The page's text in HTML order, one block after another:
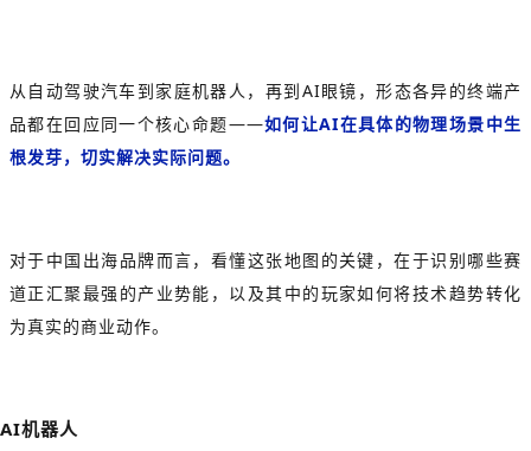
从自动驾驶汽车到家庭机器人，再到AI眼镜，形态各异的终端产
品都在回应同一个核心命题——如何让AI在具体的物理场景中生
根发芽，切实解决实际问题。
对于中国出海品牌而言，看懂这张地图的关键，在于识别哪些赛
道正汇聚最强的产业势能，以及其中的玩家如何将技术趋势转化
为真实的商业动作。
AI机器人